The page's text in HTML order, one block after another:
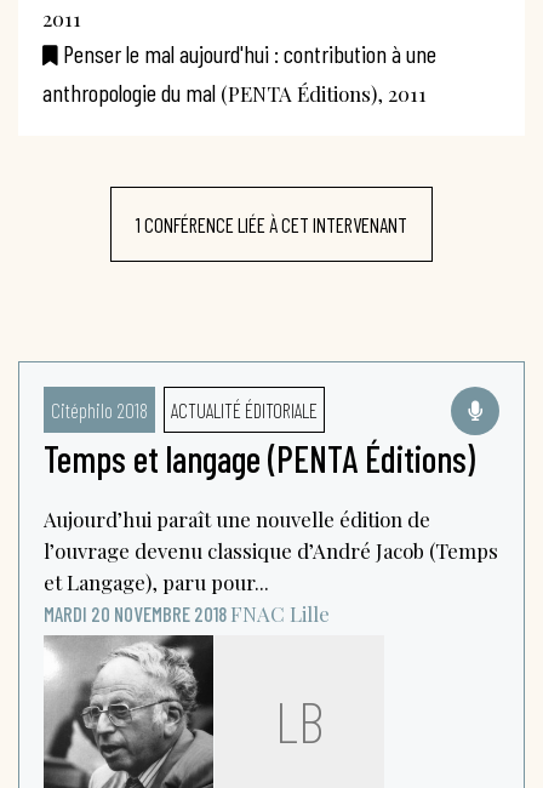
2011
Penser le mal aujourd'hui : contribution à une
anthropologie du mal (PENTA Éditions), 2011
1 CONFÉRENCE LIÉE À CET INTERVENANT
Citéphilo 2018 ACTUALITÉ ÉDITORIALE
Temps et langage (PENTA Éditions)
Aujourd’hui paraît une nouvelle édition de
l’ouvrage devenu classique d’André Jacob (Temps
et Langage), paru pour...
MARDI 20 NOVEMBRE 2018 FNAC Lille
LB